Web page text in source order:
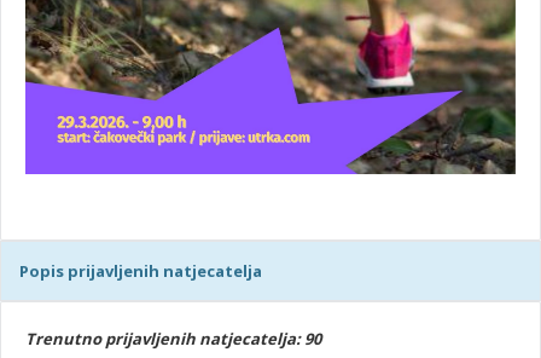
Popis prijavljenih natjecatelja
Trenutno prijavljenih natjecatelja: 90